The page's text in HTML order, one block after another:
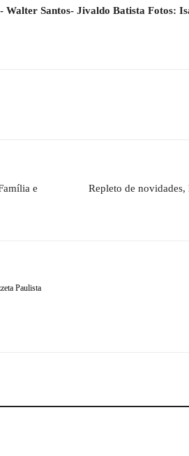
Santos- Jivaldo Batista Fotos:
e
Repleto de novidades,
Paulista